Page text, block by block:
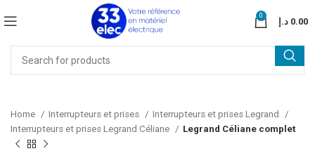
0
0.00 د.إ
Home Interrupteurs et prises
Interrupteurs et prises Legrand
Interrupteurs et prises Legrand Céliane
Legrand Céliane complet